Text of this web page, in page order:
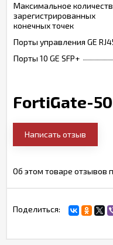
Максимальное
зарегистрированных
конечных точек
Порты управления GE
Порты 10 GE SFP+
FortiGate-
Написать отзыв
Об этом товаре отзывов
Поделиться: